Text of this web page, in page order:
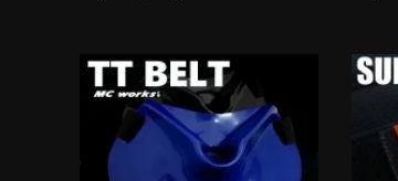
favorite